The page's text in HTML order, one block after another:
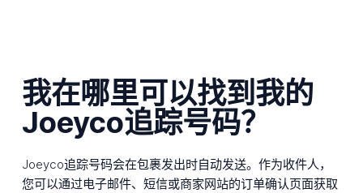
我在哪里可以找到我的
Joeyco追踪号码？
Joeyco追踪号码会在包裹发出时自动发送。作为收件人，
您可以通过电子邮件、短信或商家网站的订单确认页面获取